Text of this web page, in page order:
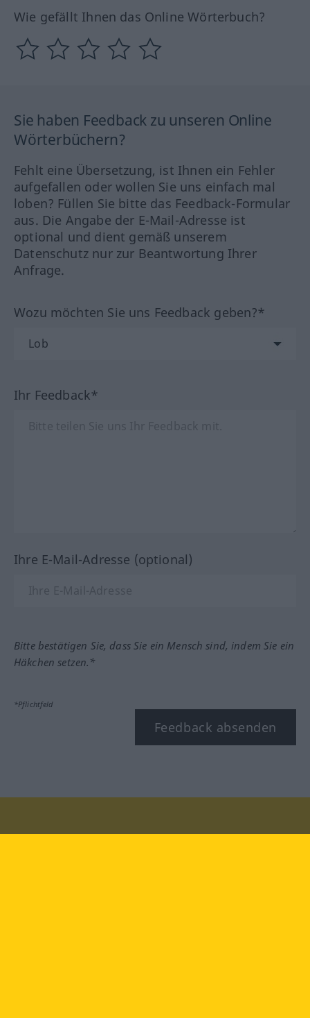
Wie gefällt Ihnen das Online Wörterbuch?
Sie haben Feedback zu unseren Online
Wörterbüchern?
Fehlt eine Übersetzung, ist Ihnen ein Fehler
aufgefallen oder wollen Sie uns einfach mal
loben? Füllen Sie bitte das Feedback-Formular
aus. Die Angabe der E-Mail-Adresse ist
optional und dient gemäß unserem
Datenschutz nur zur Beantwortung Ihrer
Anfrage.
Wozu möchten Sie uns Feedback geben?*
Ihr Feedback*
Ihre E-Mail-Adresse (optional)
Bitte bestätigen Sie, dass Sie ein Mensch sind, indem Sie ein
Häkchen setzen.*
*Pflichtfeld
Feedback absenden
Besuchen Sie uns auf: